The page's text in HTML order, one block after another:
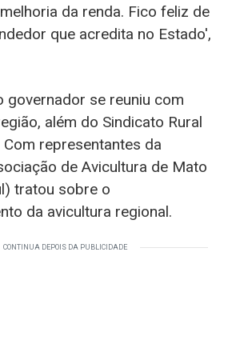
da renda. Fico feliz de
que acredita no Estado',
governador se reuniu com
além do Sindicato Rural
representantes da
de Avicultura de Mato
tratou sobre o
da avicultura regional.
CONTINUA DEPOIS DA PUBLICIDADE